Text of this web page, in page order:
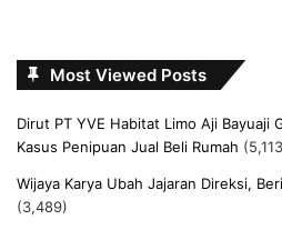
Most Viewed Posts
Dirut PT YVE Habitat Limo Aji Bayuaji
Kasus Penipuan Jual Beli Rumah
Wijaya Karya Ubah Jajaran Direksi,
(3,489)